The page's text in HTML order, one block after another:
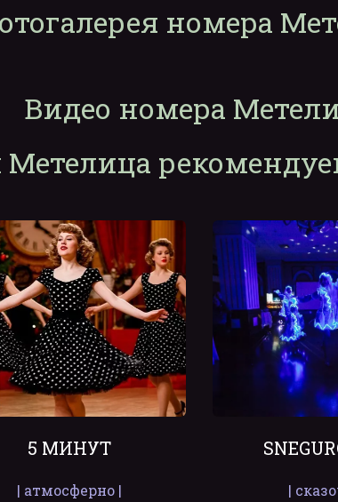
номера
Видео номера
5 МИНУТ
| атмосферно | |